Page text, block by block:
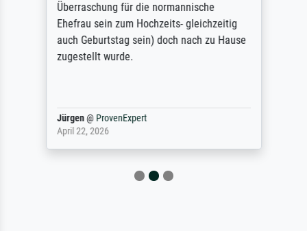
Überraschung für die normannische
Ehefrau sein zum Hochzeits- gleichzeitig
auch Geburtstag sein) doch nach zu Hause
zugestellt wurde.
Jürgen@ ProvenExpert
April 22, 2026